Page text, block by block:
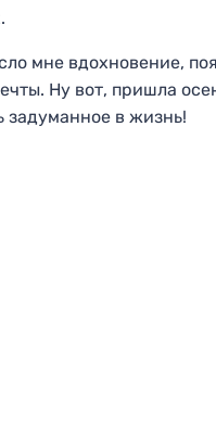
мне вдохновение,
Ну вот, пришла
задуманное в жизнь!